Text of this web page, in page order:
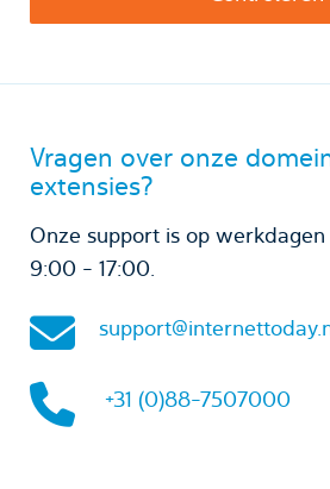
Vragen over onze
extensies?
Onze support is op
9:00 - 17:00.
+31 (0)88-7507000